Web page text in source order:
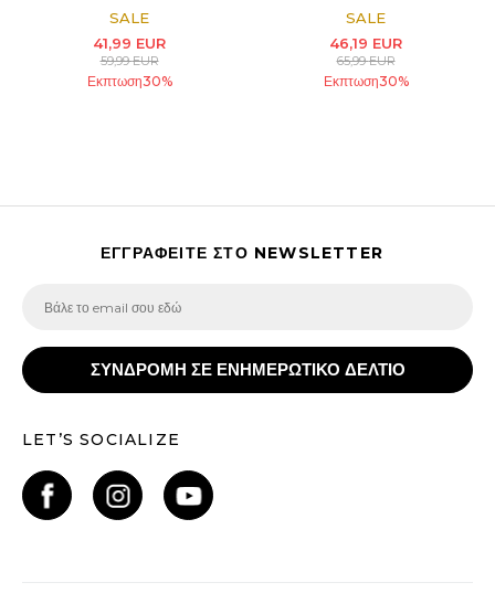
SALE
41,99 EUR
59,99EUR
Εκπτωση30%
SALE
46,19 EUR
65,99EUR
Εκπτωση30%
ΕΓΓΡΑΦΕΙΤΕ ΣΤΟ NEWSLETTER
ΣΥΝΔΡΟΜΗ ΣΕ ΕΝΗΜΕΡΩΤΙΚΟ ΔΕΛΤΙΟ
LET’S SOCIALIZE